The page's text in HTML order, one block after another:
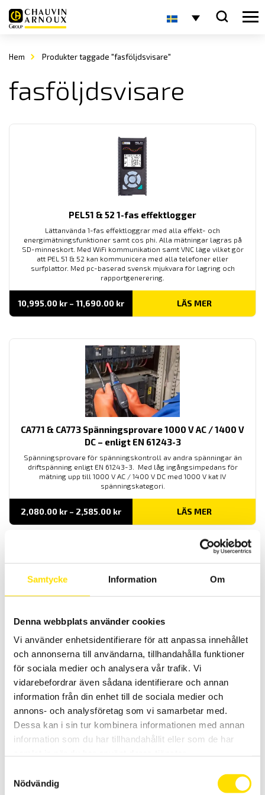
Samtycke Information Om
Denna webbplats använder cookies
Vi använder enhetsidentifierare för att anpassa innehållet
och annonserna till användarna, tillhandahålla funktioner
för sociala medier och analysera vår trafik. Vi
vidarebefordrar även sådana identifierare och annan
information från din enhet till de sociala medier och
annons- och analysföretag som vi samarbetar med.
Dessa kan i sin tur kombinera informationen med annan
information som du har tillhandahållit eller som de har
Nödvändig
Hem Produkter taggade "fasföljdsvisare"
fasföljdsvisare
PEL51 & 52 1-fas effektlogger
Lättanvända 1-fas effektloggrar med alla effekt- och
energimätningsfunktioner samt cos phi. Alla mätningar lagras på
SD-minneskort. Med WiFi kommunikation samt VNC läge vilket gör
att PEL 51 & 52 kan kommunicera med alla telefoner eller
surfplattor. Med pc-baserad svensk mjukvara för lagring och
rapportgenerering.
10,995.00 kr – 11,690.00 krPrisintervall:
till
LÄS MER
CA771 & CA773 Spänningsprovare 1000 V AC / 1400 V
DC – enligt EN 61243-3
Spänningsprovare för spänningskontroll av andra spänningar än
driftspänning enligt EN 61243-3. Med låg ingångsimpedans för
mätning upp till 1000 V AC / 1400 V DC med 1000 V kat IV
spänningskategori.
2,080.00 kr – 2,585.00 krPrisintervall:
till
LÄS MER
CA742 & CA762 Spänningsprovare 690 V AC – enligt
EN 61243-3
Spänningsprovare för spänningskontroll av andra spänningar än
driftspänning enligt EN 61243-3. Med låg ingångsimpedans för
mätning upp till 690 V AC / 750 DC med 600 V kat IV
spänningskategori.
275.00 kr – 1,115.00 kr Prisintervall:
275.00 kr
till
1,115.00 kr